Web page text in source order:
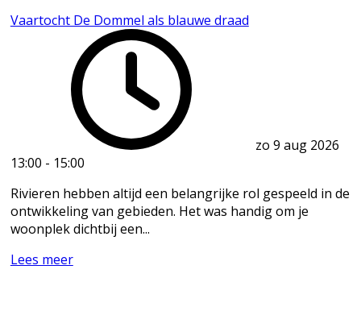
Vaartocht De Dommel als blauwe draad
zo 9 aug 2026
13:00 - 15:00
Rivieren hebben altijd een belangrijke rol gespeeld in de
ontwikkeling van gebieden. Het was handig om je
woonplek dichtbij een...
Lees meer